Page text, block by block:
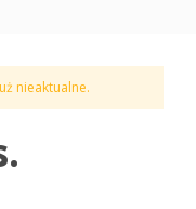
nieaktualne.